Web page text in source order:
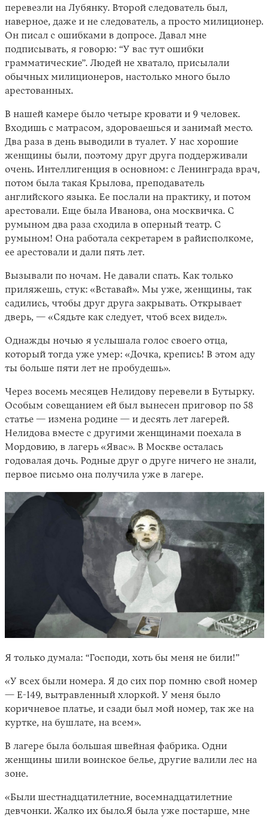
перевезли на Лубянку. Второй следователь был,
наверное, даже и не следователь, а просто милиционер.
Он писал с ошибками в допросе. Давал мне
подписывать, я говорю: “У вас тут ошибки
грамматические”. Людей не хватало, присылали
обычных милиционеров, настолько много было
арестованных.
В нашей камере было четыре кровати и 9 человек.
Входишь с матрасом, здороваешься и занимай место.
Два раза в день выводили в туалет. У нас хорошие
женщины были, поэтому друг друга поддерживали
очень. Интеллигенция в основном: с Ленинграда врач,
потом была такая Крылова, преподаватель
английского языка. Ее послали на практику, и потом
арестовали. Еще была Иванова, она москвичка. С
румыном два раза сходила в оперный театр. С
румыном! Она работала секретарем в райисполкоме,
ее арестовали и дали пять лет.
Вызывали по ночам. Не давали спать. Как только
приляжешь, стук: «Вставай». Мы уже, женщины, так
садились, чтобы друг друга закрывать. Открывает
дверь, — «Сядьте как следует, чтоб всех видел».
Однажды ночью я услышала голос своего отца,
который тогда уже умер: «Дочка, крепись! В этом аду
ты больше пяти лет не пробудешь».
Через восемь месяцев Нелидову перевели в Бутырку.
Особым совещанием ей был вынесен приговор по 58
статье — измена родине — и десять лет лагерей.
Нелидова вместе с другими женщинами поехала в
Мордовию, в лагерь «Явас». В Москве осталась
годовалая дочь. Родные друг о друге ничего не знали,
первое письмо она получила уже в лагере.
Я только думала: “Господи, хоть бы меня не били!”
«У всех были номера. Я до сих пор помню свой номер
— Е-149, вытравленный хлоркой. У меня было
коричневое платье, и сзади был мой номер, так же на
куртке, на бушлате, на всем».
В лагере была большая швейная фабрика. Одни
женщины шили воинское белье, другие валили лес на
зоне.
«Были шестнадцатилетние, восемнадцатилетние
девчонки. Жалко их было.Я была уже постарше, мне